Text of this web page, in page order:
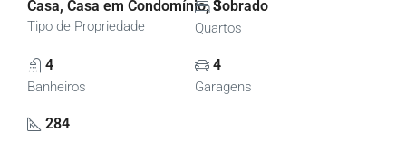
Casa, Casa em Condomínio, Sobrado
Tipo de Propriedade
3
Quartos
4
Banheiros
4
Garagens
284